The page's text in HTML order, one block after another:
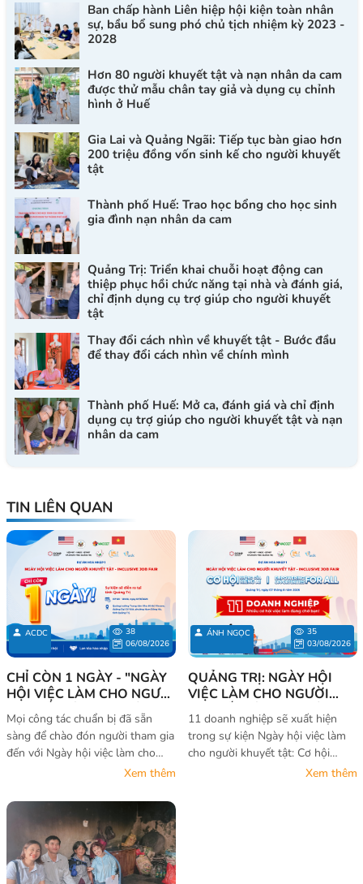
Ban chấp hành Liên hiệp hội kiện toàn nhân
sự, bầu bổ sung phó chủ tịch nhiệm kỳ 2023 -
2028
Hơn 80 người khuyết tật và nạn nhân da cam
được thử mẫu chân tay giả và dụng cụ chỉnh
hình ở Huế
Gia Lai và Quảng Ngãi: Tiếp tục bàn giao hơn
200 triệu đồng vốn sinh kế cho người khuyết
tật
Thành phố Huế: Trao học bổng cho học sinh
gia đình nạn nhân da cam
Quảng Trị: Triển khai chuỗi hoạt động can
thiệp phục hồi chức năng tại nhà và đánh giá,
chỉ định dụng cụ trợ giúp cho người khuyết
tật
Thay đổi cách nhìn về khuyết tật - Bước đầu
để thay đổi cách nhìn về chính mình
Thành phố Huế: Mở ca, đánh giá và chỉ định
dụng cụ trợ giúp cho người khuyết tật và nạn
nhân da cam
TIN LIÊN QUAN
ACDC
38
06/08/2026
CHỈ CÒN 1 NGÀY - "NGÀY
HỘI VIỆC LÀM CHO NGƯỜI
KHUYẾT TẬT – CƠ HỘI
KHÔNG CỦA RIÊNG AI" SẼ
CHÍNH THỨC DIỄN RA TẠI
QUẢNG TRỊ
Mọi công tác chuẩn bị đã sẵn
sàng để chào đón người tham gia
đến với Ngày hội việc làm cho
người khuyết tật – Cơ hội không
Xem thêm
ÁNH NGỌC
35
03/08/2026
QUẢNG TRỊ: NGÀY HỘI
VIỆC LÀM CHO NGƯỜI
KHUYẾT TẬT - CƠ HỘI
KHÔNG CỦA RIÊNG AI
2026
11 doanh nghiệp sẽ xuất hiện
trong sự kiện Ngày hội việc làm
cho người khuyết tật: Cơ hội
không của riêng ai 2026 tạiXem thêm